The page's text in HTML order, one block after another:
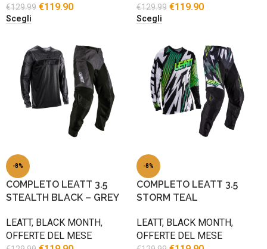
€129.99 €119.90
Scegli
€129.99 €119.90
Scegli
-8%
COMPLETO LEATT 3.5
STEALTH BLACK – GREY
LEATT, BLACK MONTH,
OFFERTE DEL MESE
-8%
COMPLETO LEATT 3.5
STORM TEAL
LEATT, BLACK MONTH,
OFFERTE DEL MESE